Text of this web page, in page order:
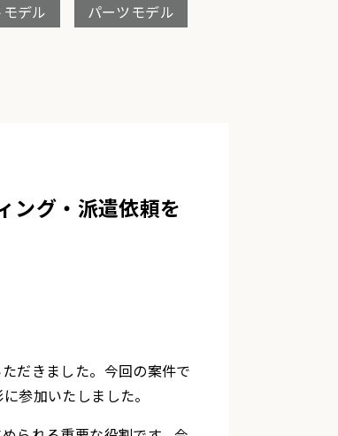
デル パーツモデル
ング・派遣依頼を
だきました。今回の案件で
参加いたしました。